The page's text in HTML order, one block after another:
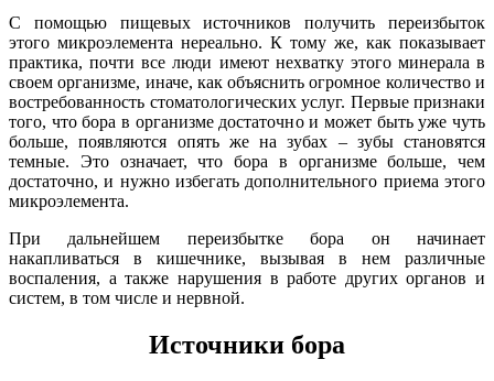
С помощью пищевых источников получить переизбыток
этого микроэлемента нереально. К тому же, как показывает
практика, почти все люди имеют нехватку этого минерала в
своем организме, иначе, как объяснить огромное количество и
востребованность стоматологических услуг. Первые признаки
того, что бора в организме достаточно и может быть уже чуть
больше, появляются опять же на зубах – зубы становятся
темные. Это означает, что бора в организме больше, чем
достаточно, и нужно избегать дополнительного приема этого
микроэлемента.
При дальнейшем переизбытке бора он начинает
накапливаться в кишечнике, вызывая в нем различные
воспаления, а также нарушения в работе других органов и
систем, в том числе и нервной.
Источники бора